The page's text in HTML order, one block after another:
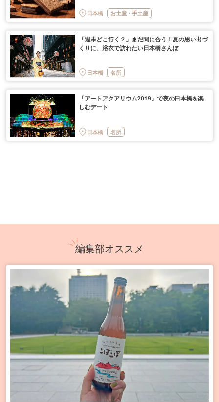
日本橋 お土産・手土産
「週末どこ行く？」まだ間に合う！夏の思い出づ
くりに、浴衣で訪れたい日本橋さんぽ
日本橋 名所
「アートアクアリウム2019」で夜の日本橋を楽
しむデート
日本橋 名所
編集部オススメ